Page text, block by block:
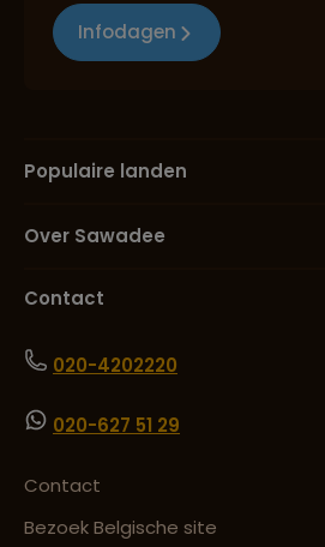
Infodagen
Populaire landen
Over Sawadee
Contact
020-4202220
020-627 51 29
Contact
Bezoek Belgische site